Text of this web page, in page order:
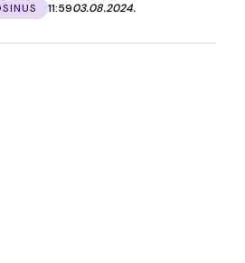
11:5903.08.2024.